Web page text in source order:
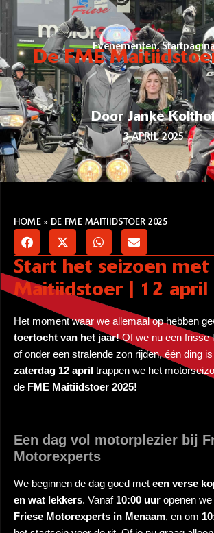
Evenementen,
De FME
Door Janke
3 APRIL 2025
HOME » DE FME MAITIIDSTOER 2025
Start het seizoen met
Maitiidstoer | 12 april
Het moment waar we allemaal op hebben
toertocht van het jaar!Of we nu een frisse
of onder een stralende zon rijden, één ding
zaterdag 12 april trappen we het
de FME Maitiidstoer 2025!
Een dag vol motorplezier bij
Motorexperts
We beginnen de dag goed met een verse
en wat lekkers. Vanaf 10:00 uur openen
Friese Motorexperts in Menaam, en om